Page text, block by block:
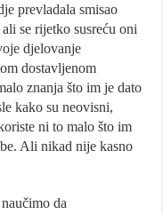
prevladala smisao
se rijetko susreću oni
djelovanje
dostavljenom
znanja što im je dato
kako su neovisni,
ni to malo što im
Ali nikad nije kasno
da